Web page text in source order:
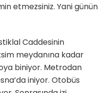
etmezsiniz. Yani günün
Caddesinin
meydanına kadar
biniyor. Metrodan
iniyor. Otobüs